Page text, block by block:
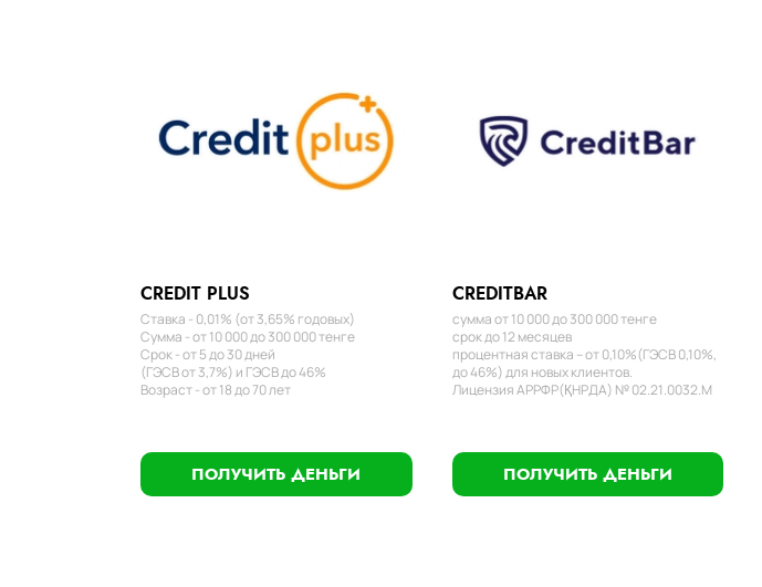
CREDIT PLUS
Ставка - 0,01% (от 3,65% годовых)
Сумма - от 10 000 до 300 000 тенге
Срок - от 5 до 30 дней
(ГЭСВ от 3,7%) и ГЭСВ до 46%
Возраст - от 18 до 70 лет
ПОЛУЧИТЬ ДЕНЬГИ
CREDITBAR
сумма от 10 000 до 300 000 тенге
срок до 12 месяцев
процентная ставка – от 0,10%(ГЭСВ 0,10%,
до 46%) для новых клиентов.
Лицензия АРРФР(ҚНРДА) № 02.21.0032.М
ПОЛУЧИТЬ ДЕНЬГИ